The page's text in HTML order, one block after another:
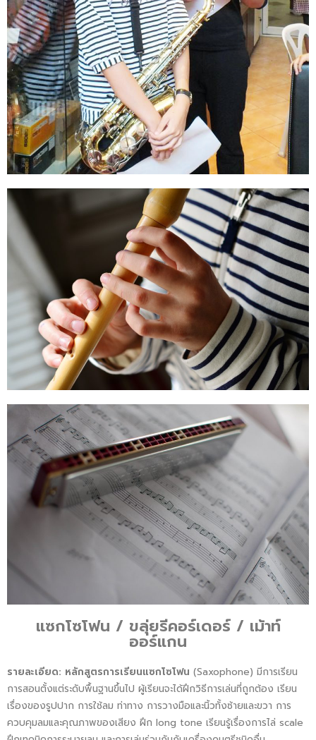
แซกโซโฟน / ขลุ่ยรีคอร์เดอร์ / เม้าท์
ออร์แกน
รายละเอียด: หลักสูตรการเรียนแซกโซโฟน (Saxophone) มีการเรียน
การสอนตั้งแต่ระดับพื้นฐานขึ้นไป ผู้เรียนจะได้ฝึกวิธีการเล่นที่ถูกต้อง เรียน
เรื่องของรูปปาก การใช้ลม ท่าทาง การวางมือและนิ้วทั้งซ้ายและขวา การ
ควบคุมลมและคุณภาพของเสียง ฝึก long tone เรียนรู้เรื่องการไล่ scale